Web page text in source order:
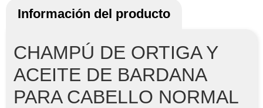
Información del producto
CHAMPÚ DE ORTIGA Y
ACEITE DE BARDANA
PARA CABELLO NORMAL